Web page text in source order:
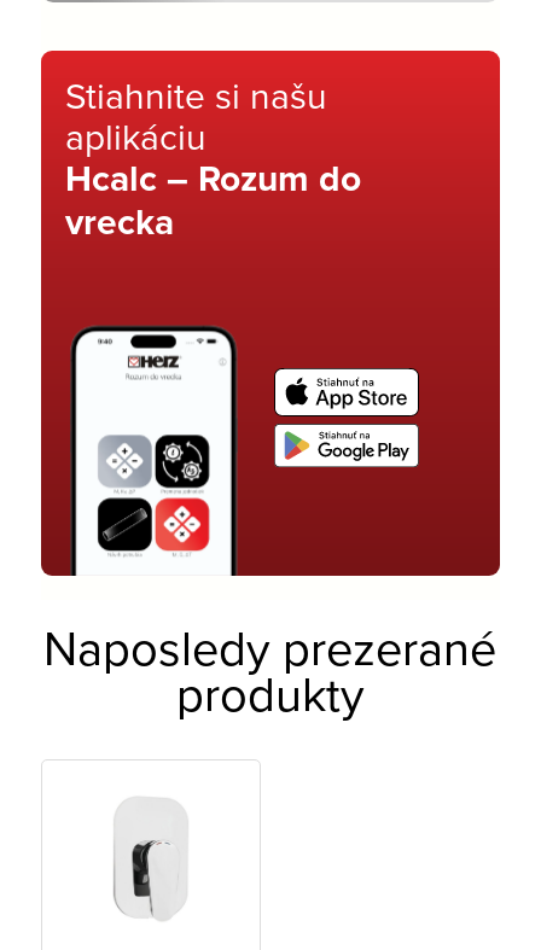
Stiahnite si našu
aplikáciu
Hcalc – Rozum do
vrecka
Naposledy prezerané
produkty